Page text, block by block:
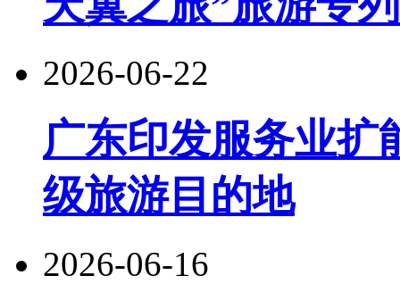
2026-06-22
广东印发服务业扩
级旅游目的地
2026-06-16